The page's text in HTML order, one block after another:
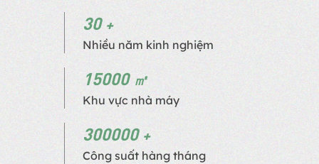
30
Nhiều năm kinh nghiệm
15000
Khu vực nhà máy
300000
Công suất hàng tháng